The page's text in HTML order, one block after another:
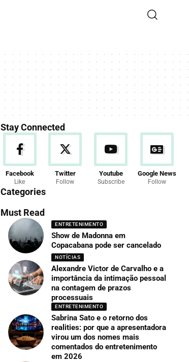
Stay Connected
Facebook
Like
Twitter
Follow
Youtube
Subscribe
Google News
Follow
Categories
Must Read
ENTRETENIMENTO
Show de Madonna em
Copacabana pode ser cancelado
NOTÍCIAS
Alexandre Victor de Carvalho e a
importância da intimação pessoal
na contagem de prazos
processuais
ENTRETENIMENTO
Sabrina Sato e o retorno dos
realities: por que a apresentadora
virou um dos nomes mais
comentados do entretenimento
em 2026